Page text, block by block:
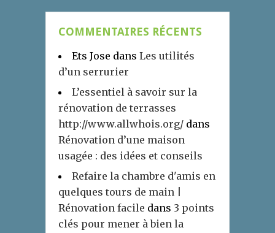
COMMENTAIRES RÉCENTS
Ets Jose dans Les utilités
d’un serrurier
L’essentiel à savoir sur la
rénovation de terrasses
http://www.allwhois.org/ dans
Rénovation d’une maison
usagée : des idées et conseils
Refaire la chambre d'amis en
quelques tours de main |
Rénovation facile dans 3 points
clés pour mener à bien la